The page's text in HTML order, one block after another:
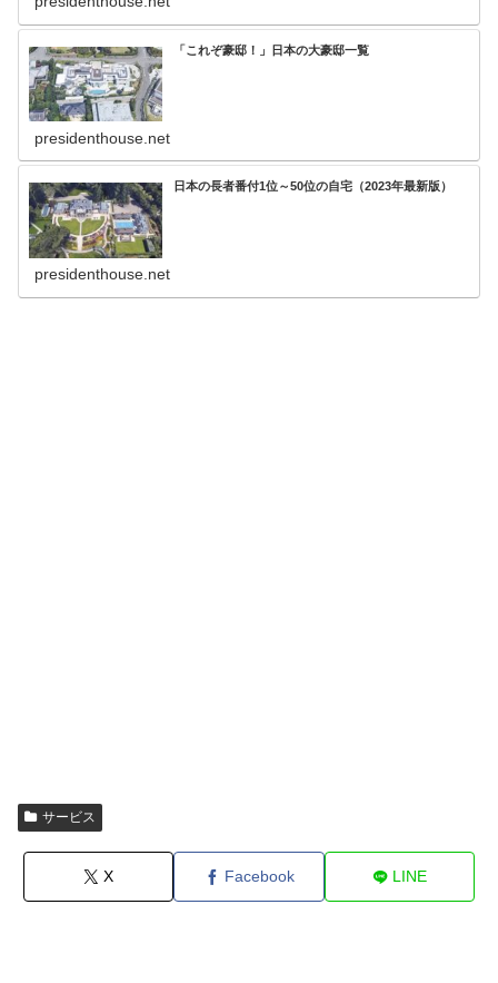
「これぞ豪邸！」日本の大豪邸一覧
presidenthouse.net
日本の長者番付1位～50位の自宅（2023年最新版）
presidenthouse.net
サービス
X Facebook LINE